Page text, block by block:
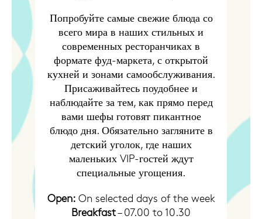
Попробуйте самые свежие блюда со
всего мира в наших стильных и
современных ресторанчиках в
формате фуд-маркета, с открытой
кухней и зонами самообслуживания.
Присаживайтесь поудобнее и
наблюдайте за тем, как прямо перед
вами шефы готовят пикантное
блюдо дня. Обязательно загляните в
детский уголок, где наших
маленьких VIP-гостей ждут
специальные угощения.
Open:On selected days of the week
Breakfast– 07.00 to 10.30